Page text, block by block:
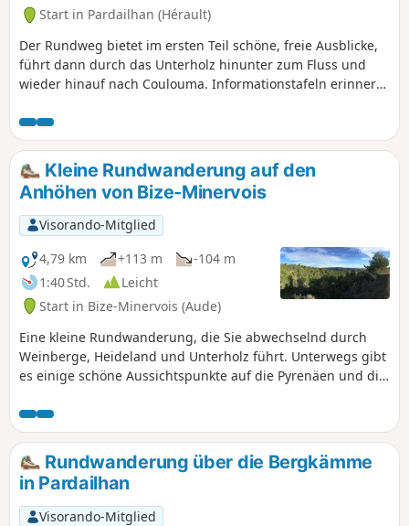
Start in Pardailhan (Hérault)
Der Rundweg bietet im ersten Teil schöne, freie Ausblicke,
führt dann durch das Unterholz hinunter zum Fluss und
wieder hinauf nach Coulouma. Informationstafeln erinnern
Wasserwirtschaft bis hin zur bäuerlichen und
landwirtschaftlichen Kultur. Die Wanderung ist ohne
besondere Schwierigkeiten, erfordert jedoch festes
Schuhwerk (kiesige Abschnitte und Wege im Unterholz) und
etwas Ausdauer für den Aufstieg zum Weiler!
Kleine Rundwanderung auf den
Anhöhen von Bize-Minervois
Visorando-Mitglied
4,79 km
+113 m
-104 m
1:40 Std.
Leicht
Start in Bize-Minervois (Aude)
Eine kleine Rundwanderung, die Sie abwechselnd durch
Weinberge, Heideland und Unterholz führt. Unterwegs gibt
es einige schöne Aussichtspunkte auf die Pyrenäen und die
Rundwanderung über die Bergkämme
in Pardailhan
Visorando-Mitglied